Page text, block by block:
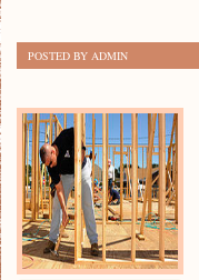
POSTED BY ADMIN